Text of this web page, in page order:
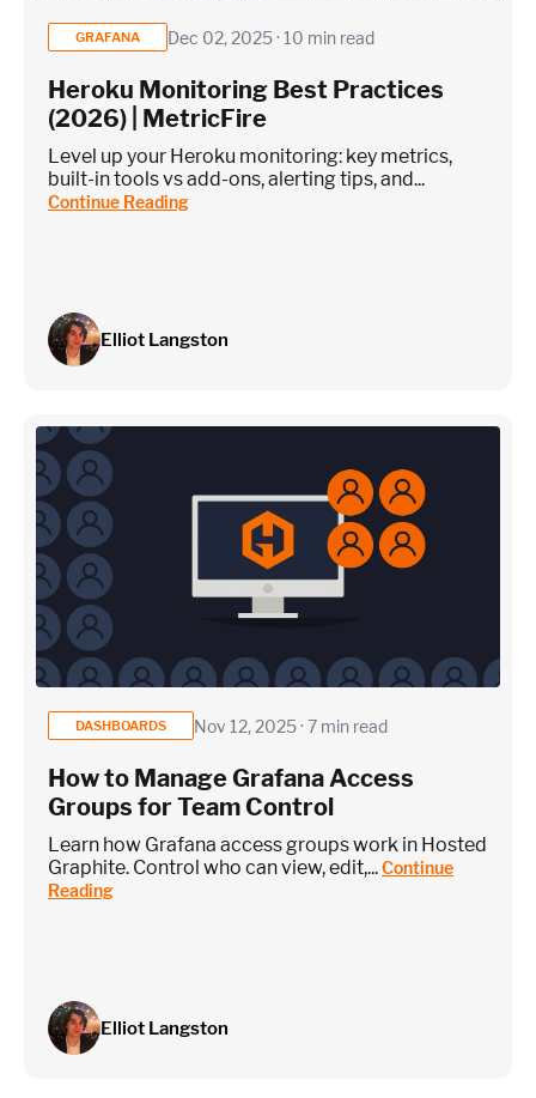
GRAFANA Dec 02, 2025 · 10 min read
Heroku Monitoring Best Practices
(2026) | MetricFire
Level up your Heroku monitoring: key metrics,
built-in tools vs add-ons, alerting tips, and...
Continue Reading
Elliot Langston
DASHBOARDS Nov 12, 2025 · 7 min read
How to Manage Grafana Access
Groups for Team Control
Learn how Grafana access groups work in Hosted
Graphite. Control who can view, edit,...Continue
Reading
Elliot Langston